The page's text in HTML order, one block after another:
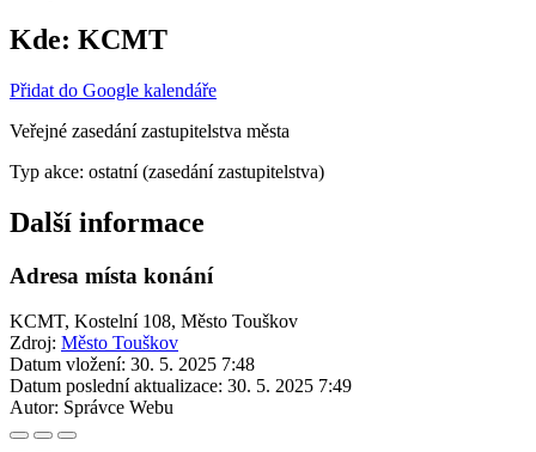
Kde: KCMT
Přidat do Google kalendáře
Veřejné zasedání zastupitelstva města
Typ akce: ostatní (zasedání zastupitelstva)
Další informace
Adresa místa konání
KCMT, Kostelní 108, Město Touškov
Zdroj: Město Touškov
Datum vložení: 30. 5. 2025 7:48
Datum poslední aktualizace: 30. 5. 2025 7:49
Autor: Správce Webu